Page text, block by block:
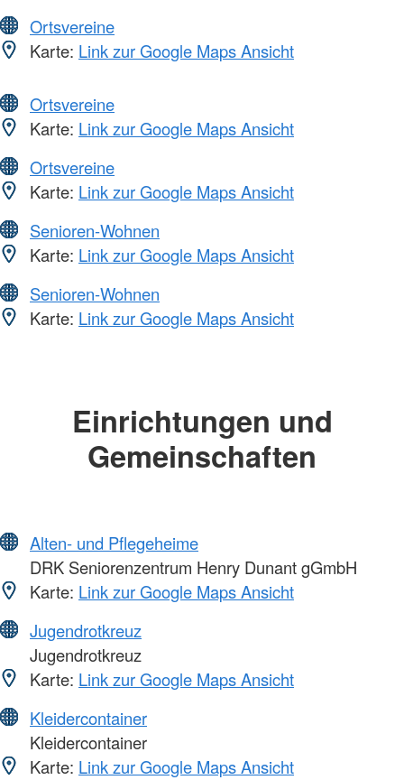
Ortsvereine
Karte: Link zur Google Maps Ansicht
Ortsvereine
Karte: Link zur Google Maps Ansicht
Ortsvereine
Karte: Link zur Google Maps Ansicht
Senioren-Wohnen
Karte: Link zur Google Maps Ansicht
Senioren-Wohnen
Karte: Link zur Google Maps Ansicht
Einrichtungen und
Gemeinschaften
Alten- und Pflegeheime
DRK Seniorenzentrum Henry Dunant gGmbH
Karte: Link zur Google Maps Ansicht
Jugendrotkreuz
Jugendrotkreuz
Karte: Link zur Google Maps Ansicht
Kleidercontainer
Kleidercontainer
Karte: Link zur Google Maps Ansicht